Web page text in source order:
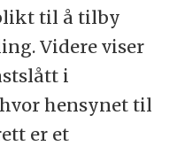
til å tilby
Videre viser
i
hensynet til
er et